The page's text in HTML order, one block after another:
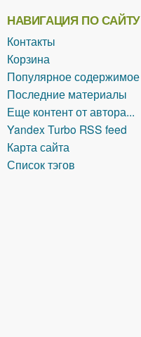
НАВИГАЦИЯ ПО САЙТУ
Контакты
Корзина
Популярное содержимое
Последние материалы
Еще контент от автора...
Yandex Turbo RSS feed
Карта сайта
Список тэгов